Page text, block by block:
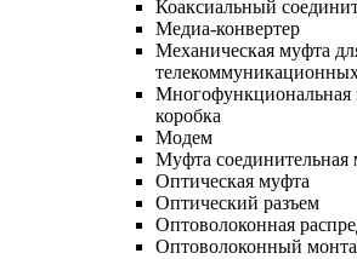
Коаксиальный
Медиа-конвертер
Механическая муфта
Многофункциональная
коробка
Модем
Муфта соединительная
Оптическая муфта
Оптический разъем
Оптоволоконная
Оптоволоконный